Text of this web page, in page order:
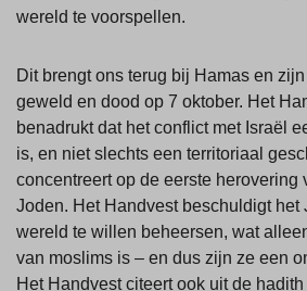
wereld te voorspellen.
Dit brengt ons terug bij Hamas en
geweld en dood op 7 oktober. Het
benadrukt dat het conflict met Israël
is, en niet slechts een territoriaal
concentreert op de eerste herovering
Joden. Het Handvest beschuldigt het
wereld te willen beheersen, wat
van moslims is – en dus zijn ze een
Het Handvest citeert ook uit de